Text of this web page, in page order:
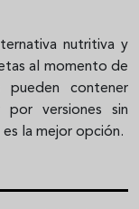
nutritiva y
al momento de
pueden contener
por versiones sin
la mejor opción.